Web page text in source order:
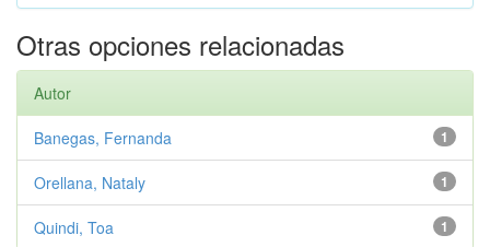
Otras opciones relacionadas
Autor
1
Banegas, Fernanda
1
Orellana, Nataly
1
Quindi, Toa